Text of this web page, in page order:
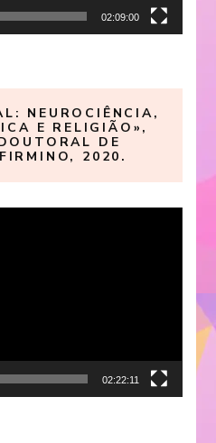
02:09:00
NEUROCIÊNCIA,
E RELIGIÃO»,
DE
2020.
02:22:11